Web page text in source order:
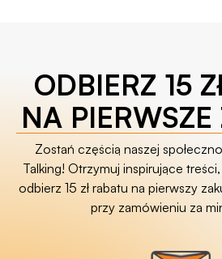
ODBIERZ 15
NA
Zostań częścią naszej
Talking! Otrzymuj inspirujące
odbierz 15 zł rabatu na pierwszy
przy zamówieniu za